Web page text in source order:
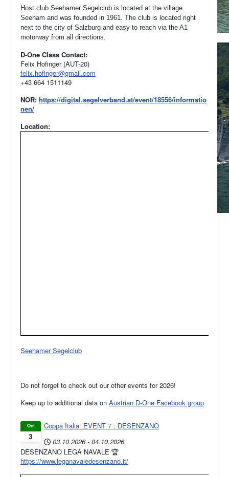
Host club Seehamer Segelclub is located at the village
Seeham and was founded in 1961. The club is located right
next to the city of Salzburg and easy to reach via the A1
motorway from all directions.
D-One Class Contact:
Felix Hofinger (AUT-20)
felix.hofinger@gmail.com
+43 664 1511149
NOR: https://digital.segelverband.at/event/18556/informatio
nen/
Location:
Seehamer Segelclub
Do not forget to check out our other events for 2026!
Keep up to additional data on Austrian D-One Facebook group
3
Oct
Coppa Italia: EVENT 7 : DESENZANO
03.10.2026 - 04.10.2026
DESENZANO LEGA NAVALE 🏆
https://www.leganavaledesenzano.it/